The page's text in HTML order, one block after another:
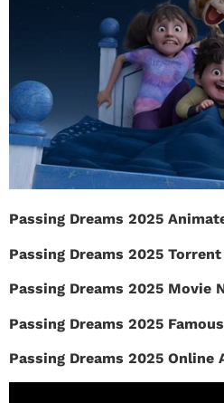
Passing Dreams 2025
Passing Dreams 2025
Passing Dreams 2025 Movie
Passing Dreams 2025
Passing Dreams 2025 Online